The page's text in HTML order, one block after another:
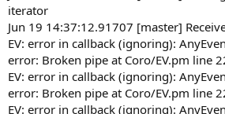
iterator
Jun 19 14:37:12.91707 [master]
EV: error in callback (ignoring):
error: Broken pipe at Coro/EV.pm line
EV: error in callback (ignoring):
error: Broken pipe at Coro/EV.pm line
EV: error in callback (ignoring):